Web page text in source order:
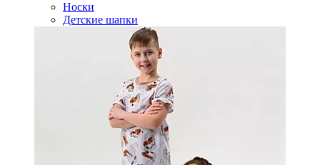
Носки
Детские шапки